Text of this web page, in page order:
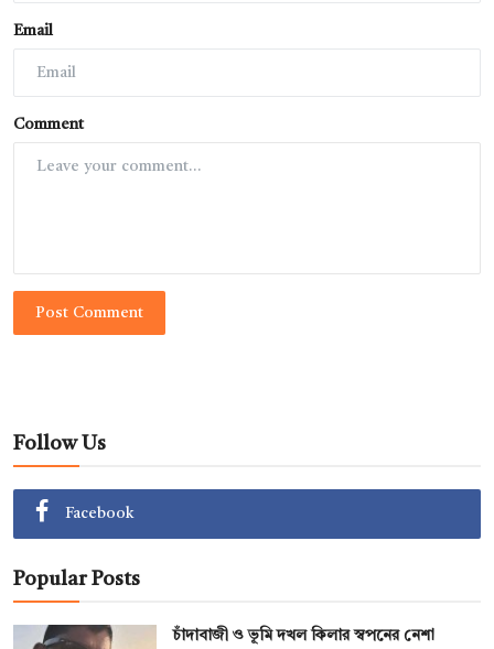
Email
Comment
Post Comment
Follow Us
Facebook
Popular Posts
চাঁদাবাজী ও ভূমি দখল কিলার স্বপনের নেশা